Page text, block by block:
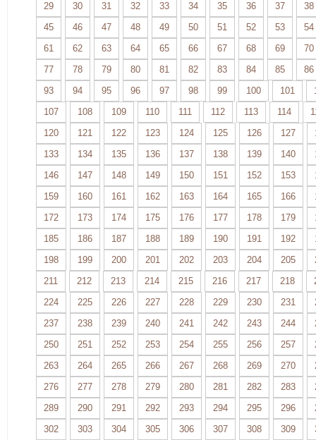
29
30 31 32 33 34 35 36 37
38
45
46 47 48 49 50 51 52 53
54
61
62 63 64 65 66 67 68 69
70
77
78 79 80 81 82 83 84 85
86
93
94 95 96 97 98 99 100 101
107
108 109 110 111 112 113 114
120
121 122 123 124 125 126 127
133
134 135 136 137 138 139 140
146
147 148 149 150 151 152 153
159
160 161 162 163 164 165 166
172
173 174 175 176 177 178 179
185
186 187 188 189 190 191 192
198
199 200 201 202 203 204 205
211
212 213 214 215 216 217 218
224
225 226 227 228 229 230 231
237
238 239 240 241 242 243 244
250
251 252 253 254 255 256 257
263
264 265 266 267 268 269 270
276
277 278 279 280 281 282 283
289
290 291 292 293 294 295 296
302
303 304 305 306 307 308 309